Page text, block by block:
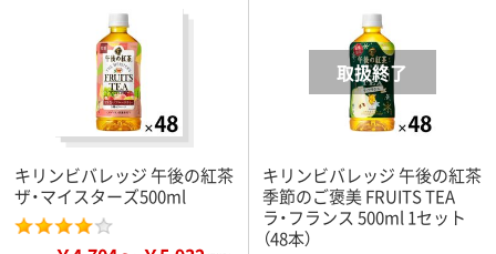
キリンビバレッジ 午後の紅茶
ザ・マイスターズ500ml
キリンビバレッジ 午後の紅茶
季節のご褒美 FRUITS TEA
ラ・フランス 500ml 1セット
（48本）